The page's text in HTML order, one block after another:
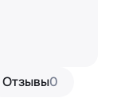
Отзывы0